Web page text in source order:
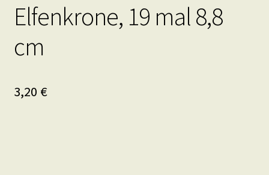
Elfenkrone, 19 mal 8,8
cm
3,20 €